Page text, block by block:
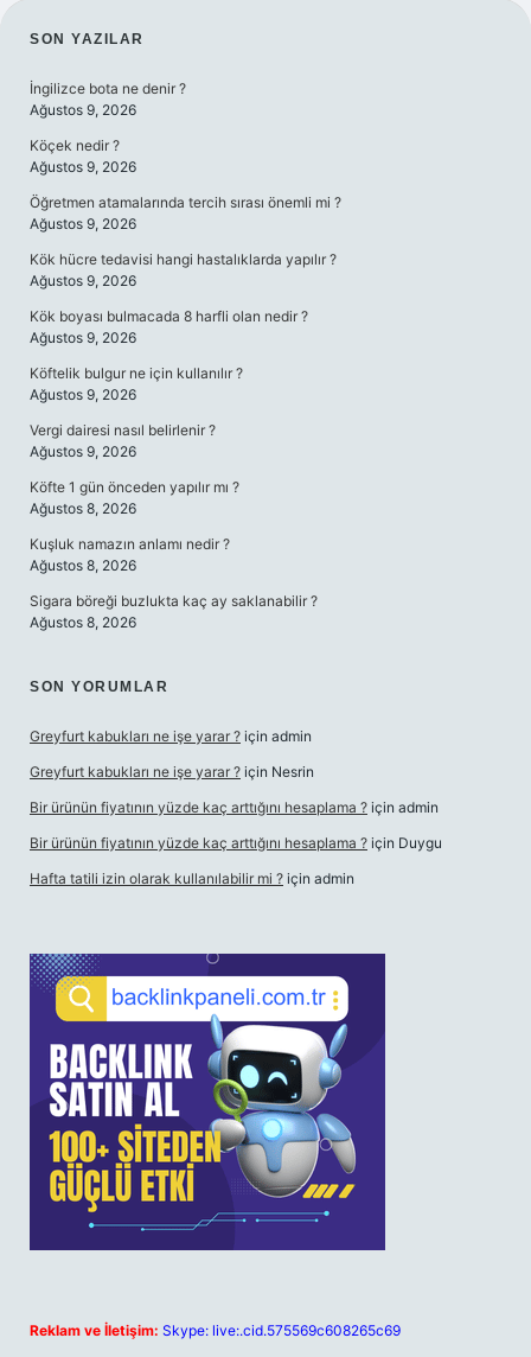
SIDEBAR
SON YAZILAR
İngilizce bota ne denir ?
Ağustos 9, 2026
Köçek nedir ?
Ağustos 9, 2026
Öğretmen atamalarında tercih sırası önemli mi ?
Ağustos 9, 2026
Kök hücre tedavisi hangi hastalıklarda yapılır ?
Ağustos 9, 2026
Kök boyası bulmacada 8 harfli olan nedir ?
Ağustos 9, 2026
Köftelik bulgur ne için kullanılır ?
Ağustos 9, 2026
Vergi dairesi nasıl belirlenir ?
Ağustos 9, 2026
Köfte 1 gün önceden yapılır mı ?
Ağustos 8, 2026
Kuşluk namazın anlamı nedir ?
Ağustos 8, 2026
Sigara böreği buzlukta kaç ay saklanabilir ?
Ağustos 8, 2026
SON YORUMLAR
Greyfurt kabukları ne işe yarar ? için admin
Greyfurt kabukları ne işe yarar ? için Nesrin
Bir ürünün fiyatının yüzde kaç arttığını hesaplama ? için admin
Bir ürünün fiyatının yüzde kaç arttığını hesaplama ? için Duygu
Hafta tatili izin olarak kullanılabilir mi ? için admin
Reklam ve İletişim: Skype: live:.cid.575569c608265c69